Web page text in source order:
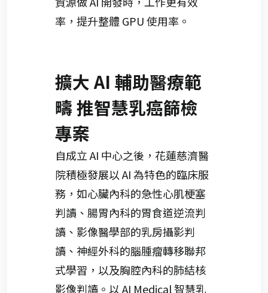
率，提升整體 GPU 使用率。
擴大 AI 輔助醫療範
疇 推智慧乳癌篩檢
專案
自成立 AI 中心之後，花蓮慈濟醫
院積極發展以 AI 為特色的臨床服
務，如心臟內科的急性心肌梗塞
判讀、腸胃內科的胃食道逆流判
讀、影像醫學部的乳房攝影判
讀、神經外科的腦腫瘤轉移聯邦
式學習，以及胸腔內科的肺結核
影像判讀。以 AI Medical 智慧乳